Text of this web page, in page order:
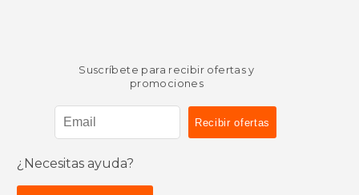
Suscríbete para recibir ofertas y
promociones
¿Necesitas ayuda?